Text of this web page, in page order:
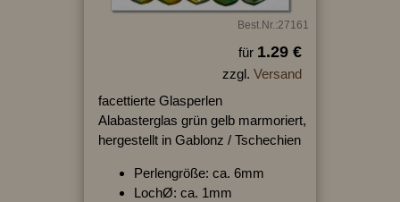
Best.Nr.:27161
für 1.29 €
zzgl. Versand
facettierte Glasperlen
Alabasterglas grün gelb marmoriert,
hergestellt in Gablonz / Tschechien
Perlengröße: ca. 6mm
LochØ: ca. 1mm